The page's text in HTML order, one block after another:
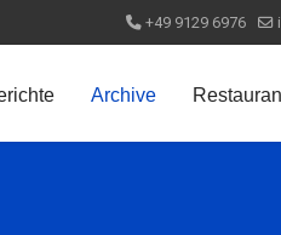
+49 9129 6976
Archive